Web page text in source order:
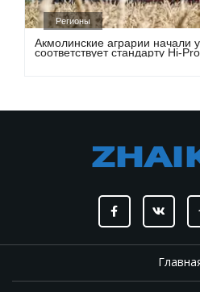
Регионы
Акмолинские аграрии начали
соответствует стандарту Hi-Pro